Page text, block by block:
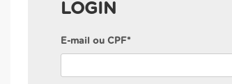
LOGIN
E-mail ou CPF*